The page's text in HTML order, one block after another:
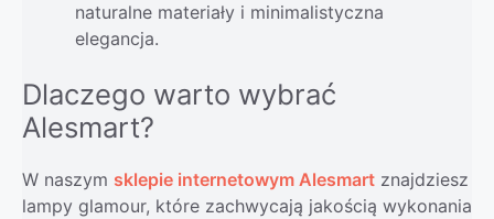
naturalne materiały i minimalistyczna
elegancja.
Dlaczego warto wybrać
Alesmart?
W naszym sklepie internetowym Alesmart znajdziesz
lampy glamour, które zachwycają jakością wykonania